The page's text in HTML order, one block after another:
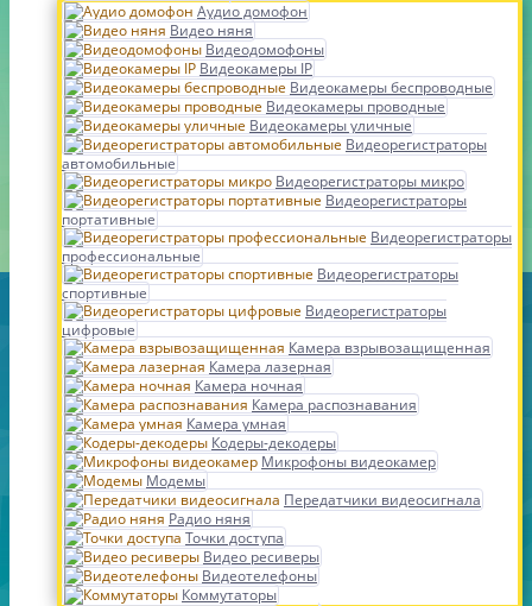
Аудио домофон
Видео няня
Видеодомофоны
Видеокамеры IP
Видеокамеры беспроводные
Видеокамеры проводные
Видеокамеры уличные
Видеорегистраторы
автомобильные
Видеорегистраторы микро
Видеорегистраторы
портативные
Видеорегистраторы
профессиональные
Видеорегистраторы
спортивные
Видеорегистраторы
цифровые
Камера взрывозащищенная
Камера лазерная
Камера ночная
Камера распознавания
Камера умная
Кодеры-декодеры
Микрофоны видеокамер
Модемы
Передатчики видеосигнала
Радио няня
Точки доступа
Видео ресиверы
Видеотелефоны
Коммутаторы